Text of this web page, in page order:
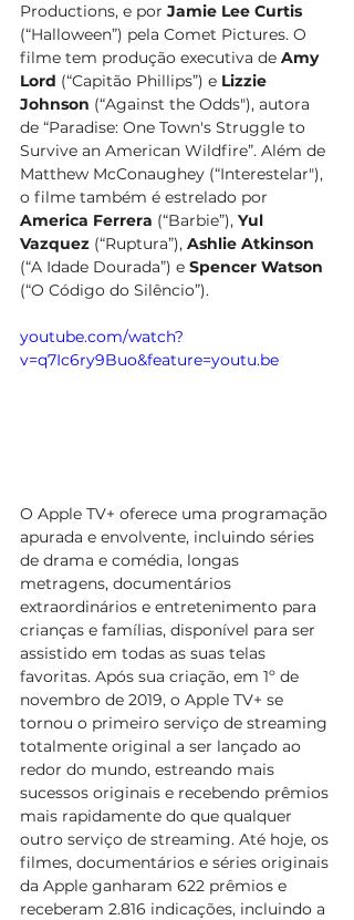
Productions, e por Jamie Lee Curtis
(“Halloween”) pela Comet Pictures. O
filme tem produção executiva de Amy
Lord (“Capitão Phillips”) e Lizzie
Johnson (“Against the Odds"), autora
de “Paradise: One Town's Struggle to
Survive an American Wildfire”. Além de
Matthew McConaughey (“Interestelar"),
o filme também é estrelado por
America Ferrera (“Barbie”), Yul
Vazquez (“Ruptura”), Ashlie Atkinson
(“A Idade Dourada”) e Spencer Watson
(“O Código do Silêncio”).
youtube.com/watch?
v=q7Ic6ry9Buo&feature=youtu.be
O Apple TV+ oferece uma programação
apurada e envolvente, incluindo séries
de drama e comédia, longas
metragens, documentários
extraordinários e entretenimento para
crianças e famílias, disponível para ser
assistido em todas as suas telas
favoritas. Após sua criação, em 1º de
novembro de 2019, o Apple TV+ se
tornou o primeiro serviço de streaming
totalmente original a ser lançado ao
redor do mundo, estreando mais
sucessos originais e recebendo prêmios
mais rapidamente do que qualquer
outro serviço de streaming. Até hoje, os
filmes, documentários e séries originais
da Apple ganharam 622 prêmios e
receberam 2.816 indicações, incluindo a